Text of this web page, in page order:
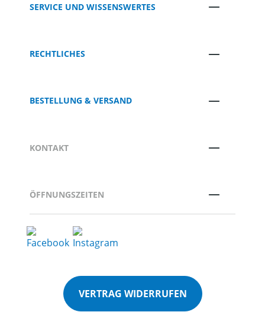
SERVICE UND WISSENSWERTES
RECHTLICHES
BESTELLUNG & VERSAND
KONTAKT
ÖFFNUNGSZEITEN
VERTRAG WIDERRUFEN